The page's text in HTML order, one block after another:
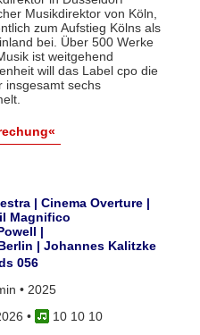
Musikdirektor von Köln,
zum Aufstieg Kölns als
bei. Über 500 Werke
ist weitgehend
will das Label cpo die
insgesamt sechs
| Cinema Overture |
Magnifico
|
| Johannes Kalitzke
056
• 2025
•
10 10 10